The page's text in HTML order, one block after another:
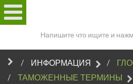
сайту
ИНФОРМАЦИЯ
ТАМОЖЕННЫЕ ТЕРМИНЫ